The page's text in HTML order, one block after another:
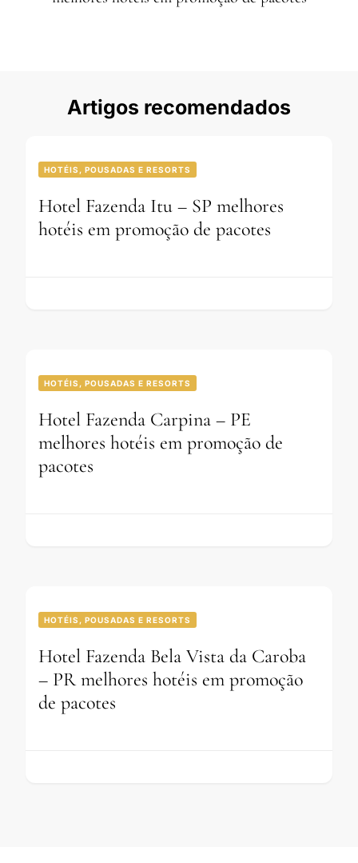
Artigos recomendados
HOTÉIS, POUSADAS E RESORTS
Hotel Fazenda Itu – SP melhores
hotéis em promoção de pacotes
HOTÉIS, POUSADAS E RESORTS
Hotel Fazenda Carpina – PE
melhores hotéis em promoção de
pacotes
HOTÉIS, POUSADAS E RESORTS
Hotel Fazenda Bela Vista da Caroba
– PR melhores hotéis em promoção
de pacotes